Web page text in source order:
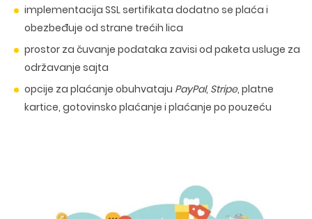
implementacija SSL sertifikata dodatno se plaća i
obezbeđuje od strane trećih lica
prostor za čuvanje podataka zavisi od paketa usluge za
održavanje sajta
opcije za plaćanje obuhvataju PayPal, Stripe, platne
kartice, gotovinsko plaćanje i plaćanje po pouzeću